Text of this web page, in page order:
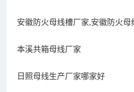
安徽防火母线槽厂家,安徽防火母
本溪共箱母线厂家
日照母线生产厂家哪家好